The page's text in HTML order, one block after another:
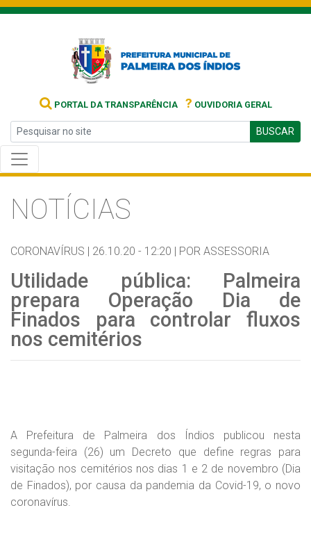
PORTAL DA TRANSPARÊNCIA ? OUVIDORIA GERAL
BUSCAR
NOTÍCIAS
CORONAVÍRUS | 26.10.20 - 12:20 | POR ASSESSORIA
Utilidade pública: Palmeira
prepara Operação Dia de
Finados para controlar fluxos
nos cemitérios
A Prefeitura de Palmeira dos Índios publicou nesta
segunda-feira (26) um Decreto que define regras para
visitação nos cemitérios nos dias 1 e 2 de novembro (Dia
de Finados), por causa da pandemia da Covid-19, o novo
coronavírus.